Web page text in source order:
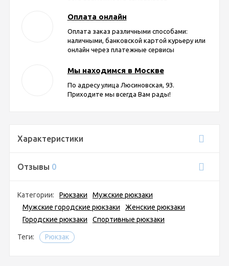
Оплата онлайн
Оплата заказ различными способами:
наличными, банковской картой курьеру или
онлайн через платежные сервисы
Мы находимся в Москве
По адресу улица Люсиновская, 93.
Приходите мы всегда Вам рады!
Характеристики
Отзывы 0
Категории: Рюкзаки
Мужские рюкзаки
Мужские городские рюкзаки
Женские рюкзаки
Городские рюкзаки
Спортивные рюкзаки
Теги: Рюкзак